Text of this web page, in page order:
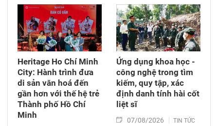
Heritage Ho Chí Minh
City: Hành trình đưa
di sản văn hoá đến
gần hơn với thế hệ trẻ
Thành phố Hồ Chí
Minh
Ứng dụng khoa học -
công nghệ trong tìm
kiếm, quy tập, xác
định danh tính hài cốt
liệt sĩ
07/08/2026 TIN TỨC